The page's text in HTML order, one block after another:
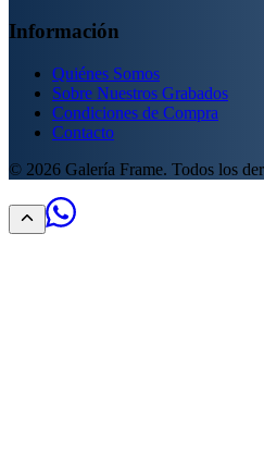
Información
Quiénes Somos
Sobre Nuestros Grabados
Condiciones de Compra
Contacto
© 2026 Galería Frame. Todos los